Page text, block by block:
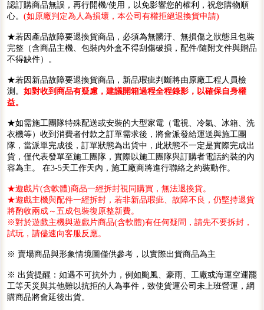
認訂購商品無誤，再行開機/使用，以免影響您的權利，祝您購物順
心。 (如原廠判定為人為損壞，本公司有權拒絕退換貨申請)
★若因產品故障要退換貨商品，必須為無髒汙、無損傷之狀態且包裝
完整（含商品主機、包裝內外盒不得刮傷破損，配件/隨附文件與贈品
不得缺件）。
★若因新品故障要退換貨商品，新品瑕疵判斷將由原廠工程人員檢
測。 如對收到商品有疑慮，建議開箱過程全程錄影，以確保自身權
益。
★如需施工團隊特殊配送或安裝的大型家電（電視、冷氣、冰箱、洗
衣機等）收到消費者付款之訂單需求後，將會派發給運送與施工團
隊，當派單完成後，訂單狀態為出貨中，此狀態不一定是實際完成出
貨，僅代表發單至施工團隊，實際以施工團隊與訂購者電話約裝的內
容為主。 在3-5天工作天內，施工廠商將進行聯絡之約裝動作。
★遊戲片(含軟體)商品一經拆封視同購買，無法退換貨。
★遊戲主機與配件一經拆封，若非新品瑕疵、故障不良，仍堅持退貨
將酌收兩成～五成包裝復原整新費。
※對於遊戲主機與遊戲片商品(含軟體)有任何疑問，請先不要拆封，
試玩，請儘速向客服反應。
※ 賣場商品與形象情境圖僅供參考，以實際出貨商品為主
※ 出貨提醒：如遇不可抗外力，例如颱風、豪雨、工廠或海運空運罷
工等天災與其他難以抗拒的人為事件，致使貨運公司未上班營運，網
購商品將會延後出貨。